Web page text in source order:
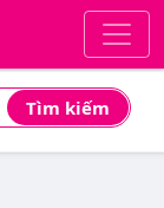
Tìm kiếm